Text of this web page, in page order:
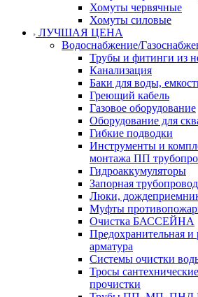
Хомуты червячные
Хомуты силовые
ЛУЧШАЯ ЦЕНА
Водоснабжение/
Трубы и фитинги из
Канализация
Баки для воды,
Греющий кабель
Газовое оборудование
Оборудование для
Гибкие подводки
Инструменты и
монтажа ПП
Гидроаккумуляторы
Запорная
Люки,
Муфты
Очистка БАССЕЙНА
Предохранительная
арматура
Системы очистки
Тросы
прочистки